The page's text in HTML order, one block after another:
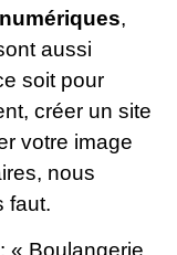
,
aussi
soit pour
créer un site
votre image
nous
faut.